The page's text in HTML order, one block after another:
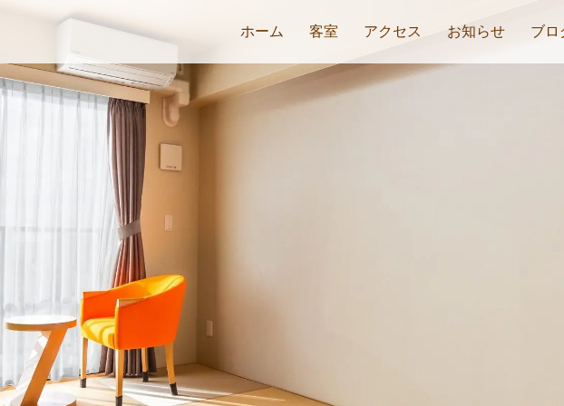
ホーム 客室 アクセス お知らせ ブロ